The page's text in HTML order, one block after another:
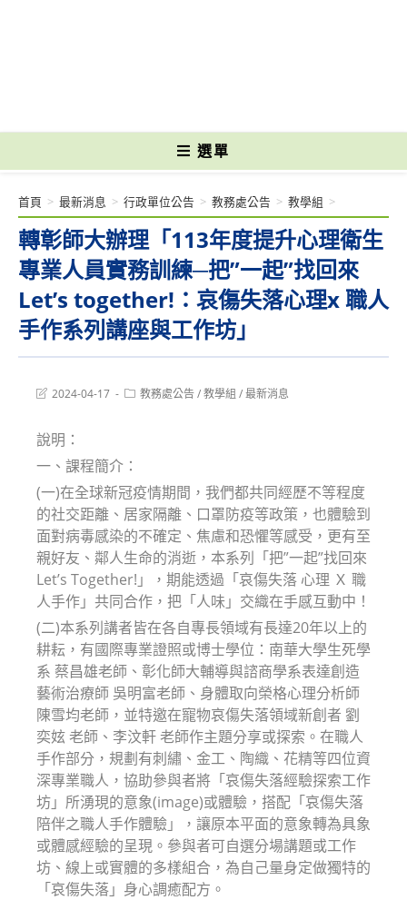
選單
轉彰師大辦理「113年度提升心理衛生
專業人員實務訓練─把”一起”找回來
Let’s together!：哀傷失落心理x 職人
手作系列講座與工作坊」
首頁 > 最新消息 > 行政單位公告 > 教務處公告 > 教學組 >
Post2024-04-17
Post教務處公告/教學組 /最新消息
說明：
一、課程簡介：
(一)在全球新冠疫情期間，我們都共同經歷不等程度
的社交距離、居家隔離、口罩防疫等政策，也體驗到
面對病毒感染的不確定、焦慮和恐懼等感受，更有至
親好友、鄰人生命的消逝，本系列「把”一起”找回來
Let’s Together!」，期能透過「哀傷失落 心理 Ｘ 職
人手作」共同合作，把「人味」交織在手感互動中！
(二)本系列講者皆在各自專長領域有長達20年以上的
耕耘，有國際專業證照或博士學位：南華大學生死學
系 蔡昌雄老師、彰化師大輔導與諮商學系表達創造
藝術治療師 吳明富老師、身體取向榮格心理分析師
陳雪均老師，並特邀在寵物哀傷失落領域新創者 劉
奕妶 老師、李汶軒 老師作主題分享或探索。在職人
手作部分，規劃有刺繡、金工、陶織、花精等四位資
深專業職人，協助參與者將「哀傷失落經驗探索工作
坊」所湧現的意象(image)或體驗，搭配「哀傷失落
陪伴之職人手作體驗」，讓原本平面的意象轉為具象
或體感經驗的呈現。參與者可自選分場講題或工作
坊、線上或實體的多樣組合，為自己量身定做獨特的
「哀傷失落」身心調癒配方。